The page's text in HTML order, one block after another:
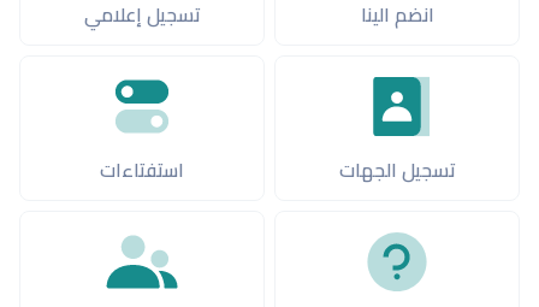
انضم الينا تسجيل إعلامي
تسجيل الجهات استفتاءات